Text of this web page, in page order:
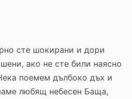
сте шокирани и дори
ако не сте били наясно
поемем дълбоко дъх и
любящ небесен Баща,